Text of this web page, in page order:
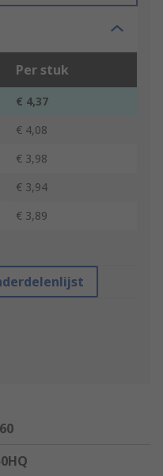
Per stuk
€ 4,37
€ 4,08
€ 3,98
€ 3,94
€ 3,89